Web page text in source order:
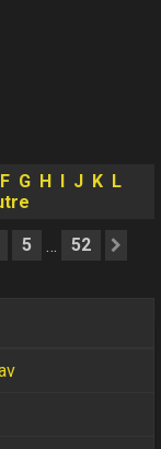
F G H J K L
5 … 52